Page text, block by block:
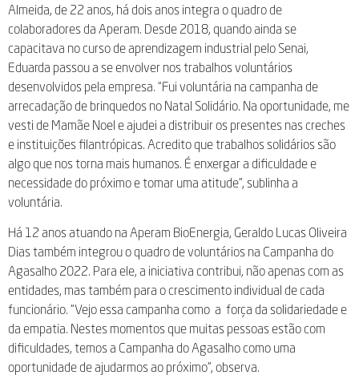
Almeida, de 22 anos, há dois anos integra o quadro de
colaboradores da Aperam. Desde 2018, quando ainda se
capacitava no curso de aprendizagem industrial pelo Senai,
Eduarda passou a se envolver nos trabalhos voluntários
desenvolvidos pela empresa. “Fui voluntária na campanha de
arrecadação de brinquedos no Natal Solidário. Na oportunidade, me
vesti de Mamãe Noel e ajudei a distribuir os presentes nas creches
e instituições filantrópicas. Acredito que trabalhos solidários são
algo que nos torna mais humanos. É enxergar a dificuldade e
necessidade do próximo e tomar uma atitude”, sublinha a
voluntária.
Há 12 anos atuando na Aperam BioEnergia, Geraldo Lucas Oliveira
Dias também integrou o quadro de voluntários na Campanha do
Agasalho 2022. Para ele, a iniciativa contribui, não apenas com as
entidades, mas também para o crescimento individual de cada
funcionário. “Vejo essa campanha como a força da solidariedade e
da empatia. Nestes momentos que muitas pessoas estão com
dificuldades, temos a Campanha do Agasalho como uma
oportunidade de ajudarmos ao próximo”, observa.